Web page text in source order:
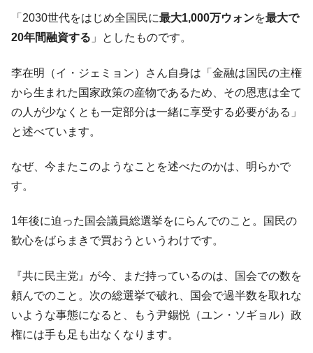
『Money1』
【対日本円】ウォン安が急進！ 日米の協調
に韓国がいっちょがみしたのでは。
1.9倍！
在韓米国大使スティールが着韓！⇒ さっそ
く空港に詰めかけ「出て行け！」「極右勢力」のプラカー
ドを掲げる「在韓反米勢力」
ータセンター整備」⇒ だから無理だってば。
『Money1』
『Money1』
韓国『国民年金公団』株価暴落で200兆蒸
発。
『Money1』
韓国政府「ニセＫ-ブランドを通報しようキ
ャンペーン」⇒ あの名物教授も登場！
『Money1』
韓国「橋が落ちました」⇒ 耐久性「なさす
「2030世代をはじめ全国民に最大1,000万ウォンを最大で
20年間融資する 」としたものです。
李在明（イ・ジェミョン）さん自身は「金融は国民の主権
から生まれた国家政策の産物であるため、その恩恵は全て
の人が少なくとも一定部分は一緒に享受する必要がある」
と述べています。
なぜ、今またこのようなことを述べたのかは、明らかで
す。
1年後に迫った国会議員総選挙をにらんでのこと。国民の
歓心をばらまきで買おうというわけです。
『共に民主党』が今、まだ持っているのは、国会での数を
頼んでのこと。次の総選挙で破れ、国会で過半数を取れな
いような事態になると、もう尹錫悦（ユン・ソギョル）政
権には手も足も出なくなります。